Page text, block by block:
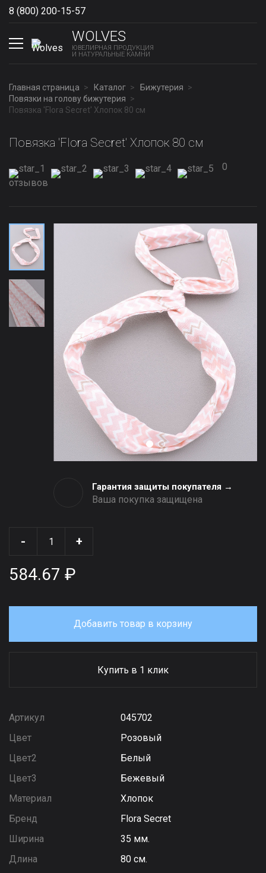
8 (800) 200-15-57
WOLVES
ЮВЕЛИРНАЯ ПРОДУКЦИЯ
И НАТУРАЛЬНЫЕ КАМНИ
Главная страница Каталог
Бижутерия
Повязки на голову бижутерия
Повязка 'Flora Secret' Хлопок 80 см
Повязка 'Flora Secret' Хлопок 80 см
0
отзывов
Гарантия защиты покупателя →
Ваша покупка защищена
- +
584.67 ₽
Добавить товар в корзину
Купить в 1 клик
Артикул
045702
Цвет
Розовый
Цвет2
Белый
Цвет3
Бежевый
Материал
Хлопок
Бренд
Flora Secret
Ширина
35 мм.
Длина
80 см.